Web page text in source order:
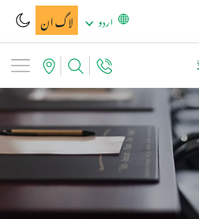
لاگ ان اردو